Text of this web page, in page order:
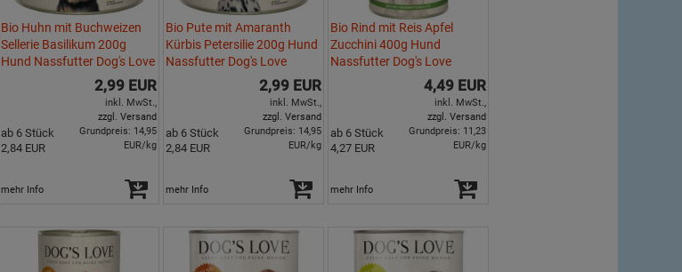
Bio Huhn mit Buchweizen
Sellerie Basilikum 200g
Hund Nassfutter Dog's Love
2,99 EUR
inkl. MwSt.,
zzgl. Versand
ab 6 Stück
2,84 EUR
Grundpreis: 14,95
EUR/kg
mehr Info
Bio Pute mit Amaranth
Kürbis Petersilie 200g Hund
Nassfutter Dog's Love
2,99 EUR
inkl. MwSt.,
zzgl. Versand
ab 6 Stück
2,84 EUR
Grundpreis: 14,95
EUR/kg
mehr Info
Bio Rind mit Reis Apfel
Zucchini 400g Hund
Nassfutter Dog's Love
4,49 EUR
inkl. MwSt.,
zzgl. Versand
ab 6 Stück
4,27 EUR
Grundpreis: 11,23
EUR/kg
mehr Info